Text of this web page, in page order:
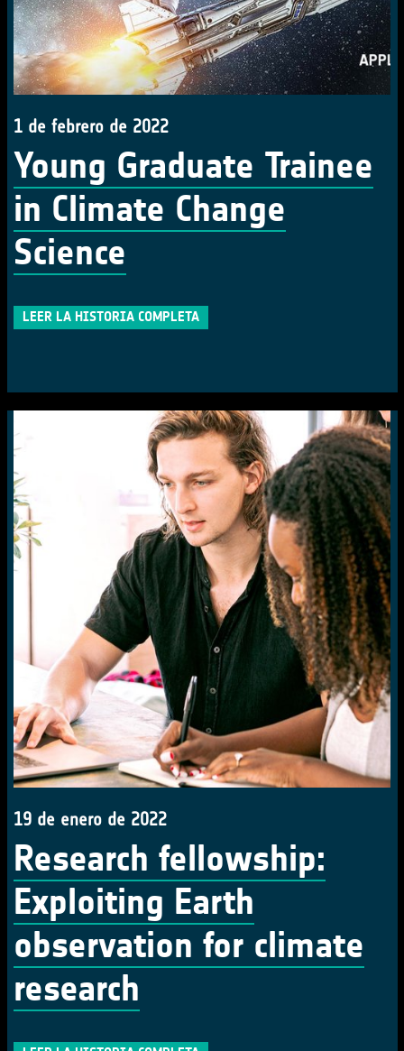
1 de febrero de 2022
Young Graduate Trainee
in Climate Change
Science
LEER LA HISTORIA COMPLETA
19 de enero de 2022
Research fellowship:
Exploiting Earth
observation for climate
research